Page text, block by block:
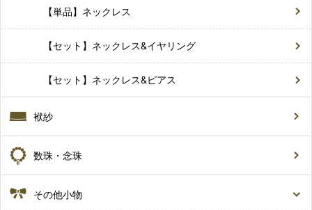
【単品】ネックレス
【セット】ネックレス&イヤリング
【セット】ネックレス&ピアス
袱紗
数珠・念珠
その他小物